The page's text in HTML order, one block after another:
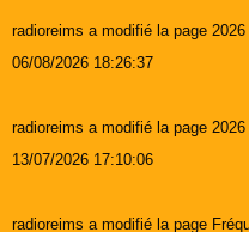
radioreims a modifié la page 2026
06/08/2026 18:26:37
radioreims a modifié la page 2026
13/07/2026 17:10:06
radioreims a modifié la page